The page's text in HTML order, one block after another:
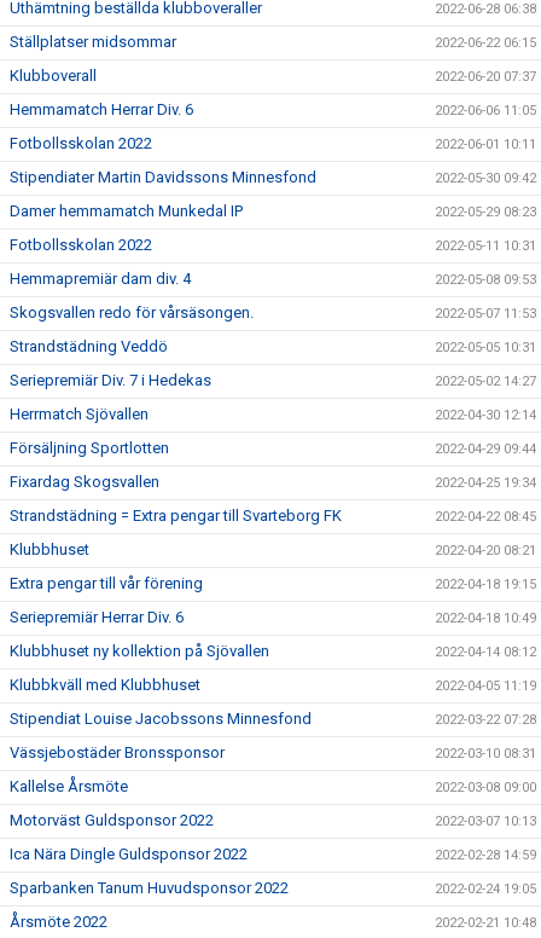
Uthämtning beställda klubboveraller 2022-06-28 06:38
Ställplatser midsommar 2022-06-22 06:15
Klubboverall 2022-06-20 07:37
Hemmamatch Herrar Div. 6 2022-06-06 11:05
Fotbollsskolan 2022 2022-06-01 10:11
Stipendiater Martin Davidssons Minnesfond 2022-05-30 09:42
Damer hemmamatch Munkedal IP 2022-05-29 08:23
Fotbollsskolan 2022 2022-05-11 10:31
Hemmapremiär dam div. 4 2022-05-08 09:53
Skogsvallen redo för vårsäsongen. 2022-05-07 11:53
Strandstädning Veddö 2022-05-05 10:31
Seriepremiär Div. 7 i Hedekas 2022-05-02 14:27
Herrmatch Sjövallen 2022-04-30 12:14
Försäljning Sportlotten 2022-04-29 09:44
Fixardag Skogsvallen 2022-04-25 19:34
Strandstädning = Extra pengar till Svarteborg FK 2022-04-22 08:45
Klubbhuset 2022-04-20 08:21
Extra pengar till vår förening 2022-04-18 19:15
Seriepremiär Herrar Div. 6 2022-04-18 10:49
Klubbhuset ny kollektion på Sjövallen 2022-04-14 08:12
Klubbkväll med Klubbhuset 2022-04-05 11:19
Stipendiat Louise Jacobssons Minnesfond 2022-03-22 07:28
Vässjebostäder Bronssponsor 2022-03-10 08:31
Kallelse Årsmöte 2022-03-08 09:00
Motorväst Guldsponsor 2022 2022-03-07 10:13
Ica Nära Dingle Guldsponsor 2022 2022-02-28 14:59
Sparbanken Tanum Huvudsponsor 2022 2022-02-24 19:05
Årsmöte 2022 2022-02-21 10:48